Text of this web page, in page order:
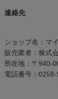
連絡先
ショップ名：マ
販売業者：株式
所在地：〒940-
電話番号：0258-